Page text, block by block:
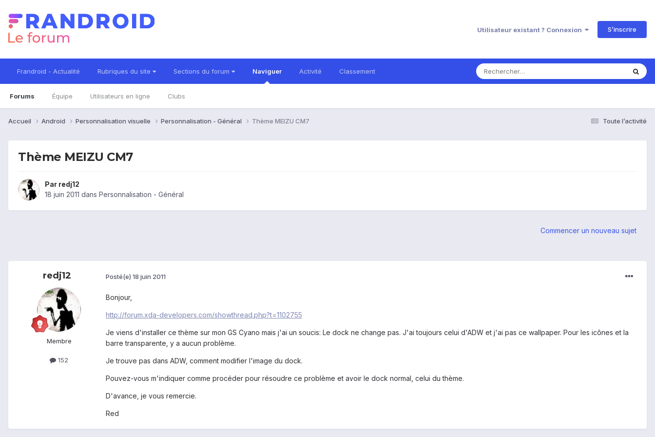
Utilisateur existant ? Connexion S’inscrire
Frandroid - Actualité Rubriques du site Sections du forum Naviguer
Forums Équipe Utilisateurs en ligne Clubs
Activité Classement
Toute l’activité
Accueil Android Personnalisation visuelle Personnalisation - Général Thème MEIZU CM7
Thème MEIZU CM7
Par redj12
18 juin 2011 dans Personnalisation - Général
Commencer un nouveau sujet
redj12
Membre
152
Posté(e) 18 juin 2011
Bonjour,
http://forum.xda-developers.com/showthread.php?t=1102755
Je viens d'installer ce thème sur mon GS Cyano mais j'ai un soucis: Le dock ne change pas. J'ai toujours celui d'ADW et j'ai pas ce wallpaper. Pour les icônes et la
barre transparente, y a aucun problème.
Je trouve pas dans ADW, comment modifier l'image du dock.
Pouvez-vous m'indiquer comme procéder pour résoudre ce problème et avoir le dock normal, celui du thème.
D'avance, je vous remercie.
Red